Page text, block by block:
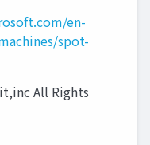
en-
spot-
All Rights